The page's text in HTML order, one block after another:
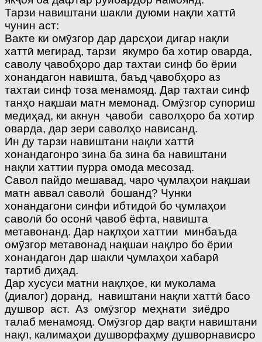
Тарзи навиштани шакли дуюми нақли хаттӣ
чунин аст:
Вакте ки омӯзгор дар дарсҳои дигар нақли
хаттӣ мегирад, тарзи якумро ба хотир оварда,
саволу ҷавобҳоро дар тахтаи синф бо ёрии
хонандагон навишта, баъд ҷавобҳоро аз
тахтаи синф тоза менамояд. Дар тахтаи синф
танҳо нақшаи матн мемонад. Омӯзгор супориш
медиҳад, ки акнун ҷавоби саволҳоро ба хотир
оварда, дар зери саволҳо нависанд.
Ин ду тарзи навиштани нақли хаттӣ
хонандагонро зина ба зина ба навиштани
нақли хаттии пурра омода месозад.
Савол пайдо мешавад, чаро ҷумлаҳои нақшаи
матн аввал саволӣ бошанд? Чунки
хонандагони синфи ибтидоӣ бо ҷумлаҳои
саволӣ бо осонӣ ҷавоб ёфта, навишта
метавонанд. Дар нақлҳои хаттии минбаъда
омӯзгор метавонад нақшаи нақлро бо ёрии
хонандагон дар шакли ҷумлаҳои хабарӣ
тартиб диҳад.
Дар хусуси матни нақлҳое, ки муколама
(диалог) доранд, навиштани нақли хаттӣ басо
душвор аст. Аз омӯзгор меҳнати зиёдро
талаб менамояд. Омӯзгор дар вақти навиштани
нақл, калимаҳои душворфаҳму душворнависро